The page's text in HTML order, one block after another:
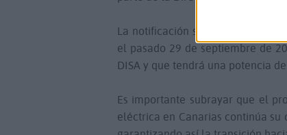
La notificación sobre una planta
el pasado 29 de septiembre de
DISA y que tendrá una potencia
Es importante subrayar que el
eléctrica en Canarias continúa